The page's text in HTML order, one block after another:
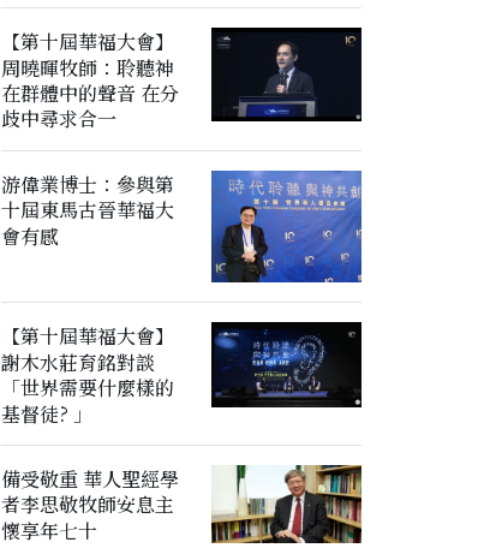
【第十屆華福大會】
周曉暉牧師：聆聽神
在群體中的聲音 在分
歧中尋求合一
游偉業博士：參與第
十屆東馬古晉華福大
會有感
【第十屆華福大會】
謝木水莊育銘對談
「世界需要什麼樣的
基督徒? 」
備受敬重 華人聖經學
者李思敬牧師安息主
懷享年七十